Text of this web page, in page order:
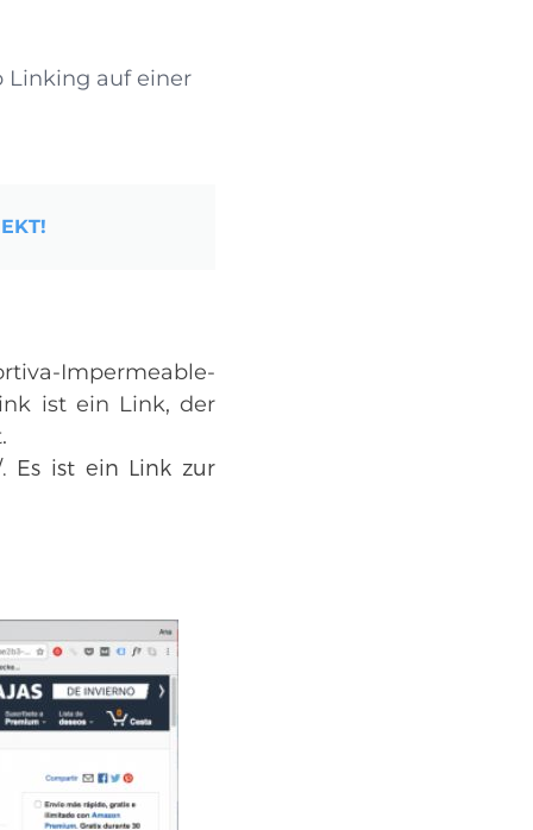
Linking auf einer
Impermeable-
ist ein Link, der
Es ist ein Link zur